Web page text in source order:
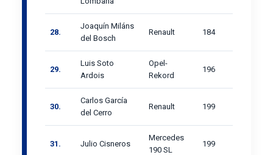
28.
Joaquín Miláns
del Bosch
Renault 184
29.
Luis Soto
Ardois
Opel-
Rekord
196
30.
Carlos García
del Cerro
Renault 199
31. Julio Cisneros
Mercedes
190 SL
199